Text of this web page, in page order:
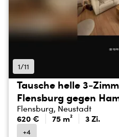
1/11
Tausche helle 3-
Flensburg gegen
Flensburg, Neustadt
620 € 75 m² 3 Zi.
+4